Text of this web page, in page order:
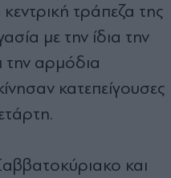
τράπεζα της
με την ίδια την
την αρμόδια
κατεπείγουσες
και